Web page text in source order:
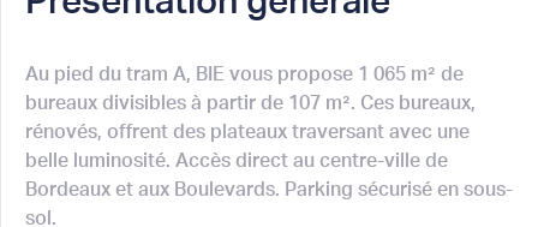
Au pied du tram A, BIE vous propose 1 065 m² de
bureaux divisibles à partir de 107 m². Ces bureaux,
rénovés, offrent des plateaux traversant avec une
belle luminosité. Accès direct au centre-ville de
Bordeaux et aux Boulevards. Parking sécurisé en sous-
sol.